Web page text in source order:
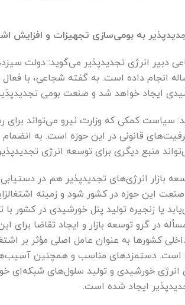
به بومی‌سازی تجهیزات و افزایش
انجام داده است. به گفته شجاعی، با
ایجاد خواهد شد و صنعت بومی
قانونی در این حوزه است. به انضمام
منبع دیگری برای توسعه انرژی
بازار انرژی‌های تجدیدپذیر هم در
این حوزه در کشور شود و زمینه
یا زنجیره تولید پنل خورشیدی در کشور
در گرو توسعه بازار و ایجاد تقاضا
کشور‌ها به عنوان عامل اصلی مؤثر بر
است. دستمزد‌های مناسب و همچنین
ایجاد شده است.